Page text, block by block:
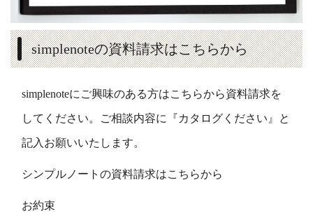
simplenoteの資料請求はこちらから
simplenoteにご興味のある方はこちらから資料請求を
してください。ご相談内容に『カタログください』と
記入お願いいたします。
シンプルノートの資料請求はこちらから
お約束